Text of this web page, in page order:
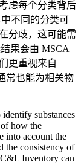
虑每个分类背后
不同的分类可
分歧，这可能需
果会由 MSCA
更重视来自
常也能为相关物
substances
how the
into account the
the consistency of
Inventory can